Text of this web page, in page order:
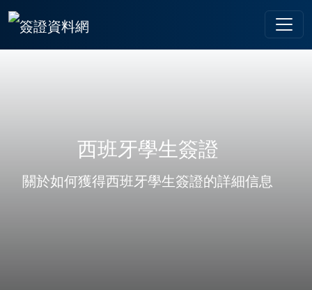
西班牙學生簽證
關於如何獲得西班牙學生簽證的詳細信息